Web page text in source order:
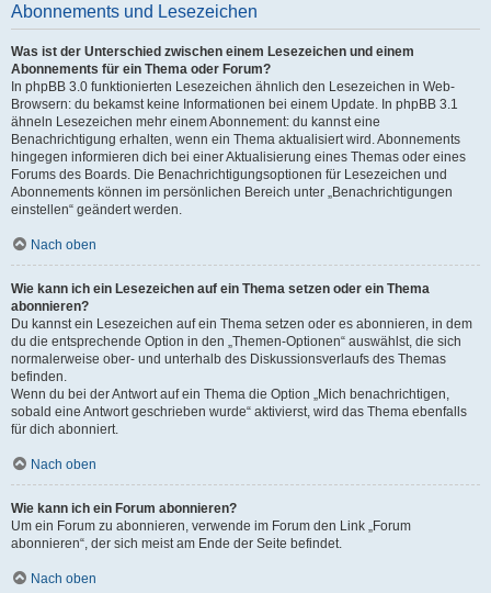
Abonnements und Lesezeichen
Was ist der Unterschied zwischen einem Lesezeichen und einem
Abonnements für ein Thema oder Forum?
In phpBB 3.0 funktionierten Lesezeichen ähnlich den Lesezeichen in Web-
Browsern: du bekamst keine Informationen bei einem Update. In phpBB 3.1
ähneln Lesezeichen mehr einem Abonnement: du kannst eine
Benachrichtigung erhalten, wenn ein Thema aktualisiert wird. Abonnements
hingegen informieren dich bei einer Aktualisierung eines Themas oder eines
Forums des Boards. Die Benachrichtigungsoptionen für Lesezeichen und
Abonnements können im persönlichen Bereich unter „Benachrichtigungen
einstellen“ geändert werden.
Nach oben
Wie kann ich ein Lesezeichen auf ein Thema setzen oder ein Thema
abonnieren?
Du kannst ein Lesezeichen auf ein Thema setzen oder es abonnieren, in dem
du die entsprechende Option in den „Themen-Optionen“ auswählst, die sich
normalerweise ober- und unterhalb des Diskussionsverlaufs des Themas
befinden.
Wenn du bei der Antwort auf ein Thema die Option „Mich benachrichtigen,
sobald eine Antwort geschrieben wurde“ aktivierst, wird das Thema ebenfalls
für dich abonniert.
Nach oben
Wie kann ich ein Forum abonnieren?
Um ein Forum zu abonnieren, verwende im Forum den Link „Forum
abonnieren“, der sich meist am Ende der Seite befindet.
Nach oben